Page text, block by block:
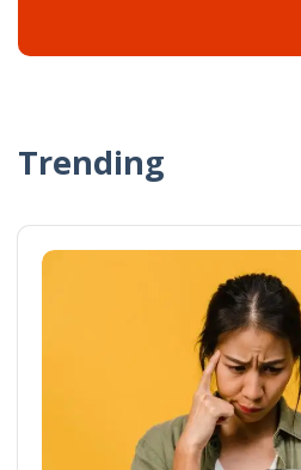
Trending